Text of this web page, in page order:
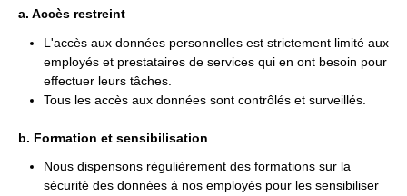
a. Accès restreint
L'accès aux données personnelles est strictement limité aux
employés et prestataires de services qui en ont besoin pour
effectuer leurs tâches.
Tous les accès aux données sont contrôlés et surveillés.
b. Formation et sensibilisation
Nous dispensons régulièrement des formations sur la
sécurité des données à nos employés pour les sensibiliser